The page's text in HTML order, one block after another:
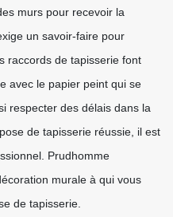
murs pour recevoir la
un savoir-faire pour
raccords de tapisserie font
avec le papier peint qui se
respecter des délais dans la
de tapisserie réussie, il est
Prudhomme
murale à qui vous
de tapisserie.